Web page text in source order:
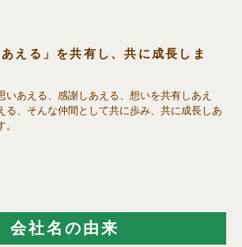
える」を共有し、共に成長しま
いあえる、感謝しあえる、想いを共有しあえ
る、そんな仲間として共に歩み、共に成長しあ
会社名の由来